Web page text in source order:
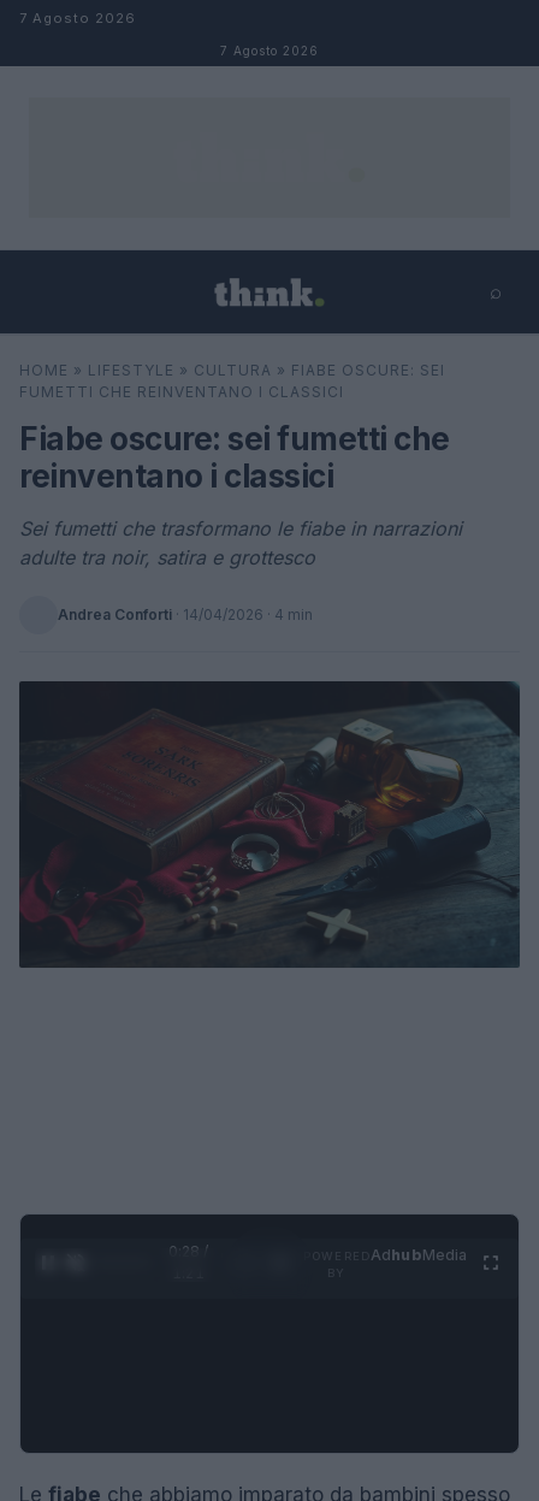
Salta al contenuto
7 Agosto 2026
7 Agosto 2026
⌕
Cerca
HOME » LIFESTYLE » CULTURA » FIABE OSCURE: SEI
FUMETTI CHE REINVENTANO I CLASSICI
Fiabe oscure: sei fumetti che
reinventano i classici
Sei fumetti che trasformano le fiabe in narrazioni
adulte tra noir, satira e grottesco
Andrea Conforti · 14/04/2026 · 4 min
0:29 /
AdhubMedia
Le fiabe che abbiamo imparato da bambini spesso